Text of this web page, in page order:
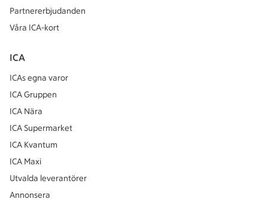
Partnererbjudanden
Våra ICA-kort
ICA
ICAs egna varor
ICA Gruppen
ICA Nära
ICA Supermarket
ICA Kvantum
ICA Maxi
Utvalda leverantörer
Annonsera